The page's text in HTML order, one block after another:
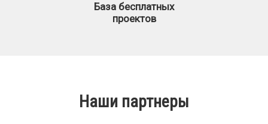
База бесплатных
проектов
Наши партнеры